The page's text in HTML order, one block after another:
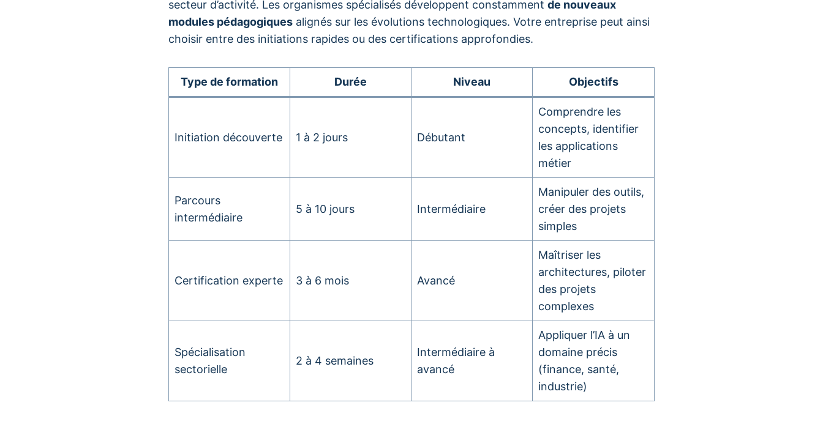
secteur d’activité. Les organismes spécialisés développent constamment de nouveaux
modules pédagogiques alignés sur les évolutions technologiques. Votre entreprise peut ainsi
choisir entre des initiations rapides ou des certifications approfondies.
Type de formation Durée Niveau Objectifs
Initiation découverte 1 à 2 jours Débutant
Comprendre les
concepts, identifier
les applications
métier
Parcours
intermédiaire
5 à 10 jours Intermédiaire
Manipuler des outils,
créer des projets
simples
Certification experte 3 à 6 mois Avancé
Maîtriser les
architectures, piloter
des projets
complexes
Spécialisation
sectorielle
2 à 4 semaines
Intermédiaire à
avancé
Appliquer l’IA à un
domaine précis
(finance, santé,
industrie)